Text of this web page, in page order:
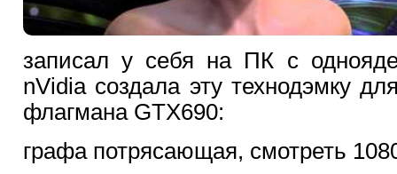
записал у себя на ПК с
nVidia создала эту технодэмку
флагмана GTX690:
графа потрясающая, смотреть